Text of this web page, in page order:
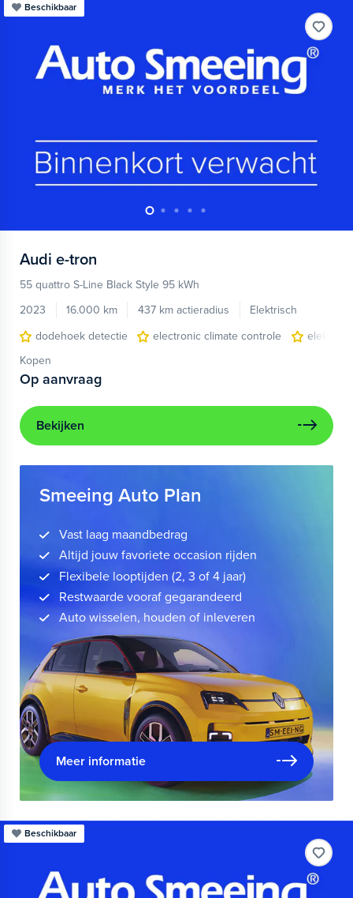
Beschikbaar
Audi e-tron
55 quattro S-Line Black Style 95 kWh
2023
16.000 km 437 km actieradius
Elektrisch
dodehoek detectie
electronic climate controle
Kopen
Op aanvraag
Bekijken
Smeeing Auto Plan
Vast laag maandbedrag
Altijd jouw favoriete occasion rijden
Flexibele looptijden (2, 3 of 4 jaar)
Restwaarde vooraf gegarandeerd
Auto wisselen, houden of inleveren
Meer informatie
Beschikbaar